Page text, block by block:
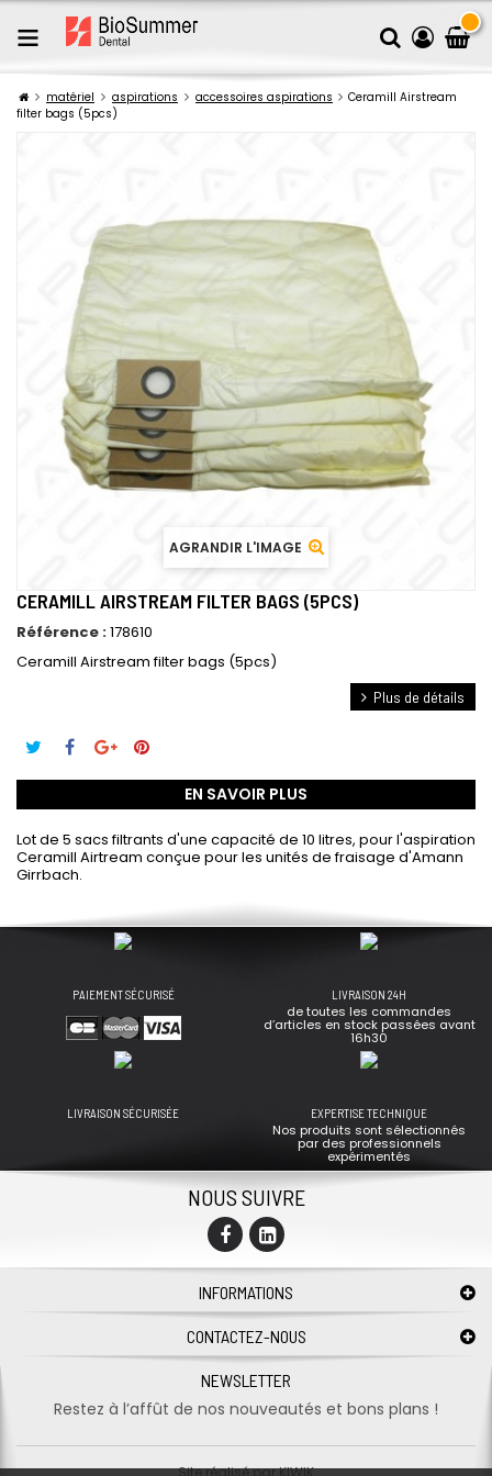
matériel aspirations accessoires aspirations
Ceramill Airstream
filter bags (5pcs)
AGRANDIR L'IMAGE
CERAMILL AIRSTREAM FILTER BAGS (5PCS)
Référence :178610
Ceramill Airstream filter bags (5pcs)
Plus de détails
EN SAVOIR PLUS
Lot de 5 sacs filtrants d'une capacité de 10 litres, pour l'aspiration
Ceramill Airtream conçue pour les unités de fraisage d'Amann
Girrbach.
PAIEMENT SÉCURISÉ LIVRAISON 24H
de toutes les commandes
d’articles en stock passées avant
16h30
LIVRAISON SÉCURISÉE EXPERTISE TECHNIQUE
Nos produits sont sélectionnés
par des professionnels
expérimentés
NOUS SUIVRE
INFORMATIONS
CONTACTEZ-NOUS
NEWSLETTER
Restez à l’affût de nos nouveautés et bons plans !
Site réalisé parKIWIK